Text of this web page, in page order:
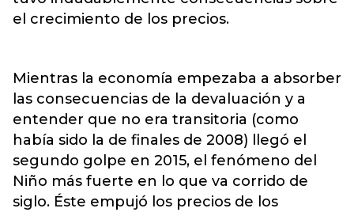
el crecimiento de los precios.
Mientras la economía empezaba a absorber
las consecuencias de la devaluación y a
entender que no era transitoria (como
había sido la de finales de 2008) llegó el
segundo golpe en 2015, el fenómeno del
Niño más fuerte en lo que va corrido de
siglo. Éste empujó los precios de los